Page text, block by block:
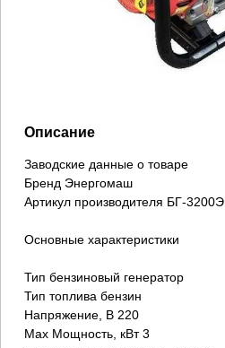
Описание
Заводские данные о товаре
Бренд Энергомаш
Артикул производителя БГ-3200Э
Основные характеристики
Тип бензиновый генератор
Тип топлива бензин
Напряжение, В 220
Max Мощность, кВт 3